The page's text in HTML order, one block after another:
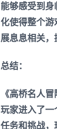
能够感受到
化使得整个游
展息息相关，
总结：
《高桥名人
玩家进入了一
任务和挑战，